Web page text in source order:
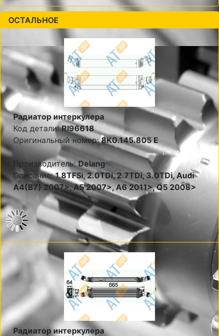
ОСТАЛЬНОЕ
Радиатор интеркулера
Код детали:RI96618
Оригинальный номер:8K0.145.805 E
Производитель:Delang
Описание:1.8TFSi, 2.0TDi, 2.7TDi, 3.0TDi, Audi
A4(B7) 2007>, A5 2007>, A6 2011>, Q5 2008>
Радиатор интеркулера